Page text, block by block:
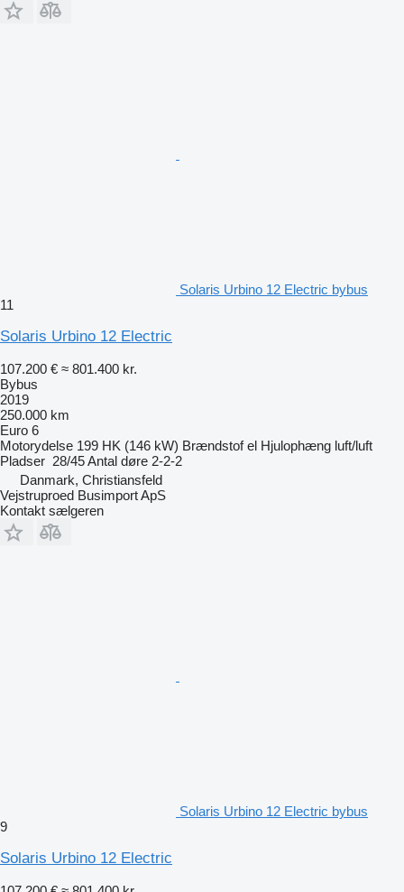
Solaris Urbino 12 Electric bybus
11
Solaris Urbino 12 Electric
107.200 € ≈ 801.400 kr.
Bybus
2019
250.000 km
Euro 6
Motorydelse 199 HK (146 kW) Brændstof el Hjulophæng luft/luft
Pladser 28/45Antal døre 2-2-2
Danmark, Christiansfeld
Vejstruproed Busimport ApS
Kontakt sælgeren
Solaris Urbino 12 Electric bybus
9
Solaris Urbino 12 Electric